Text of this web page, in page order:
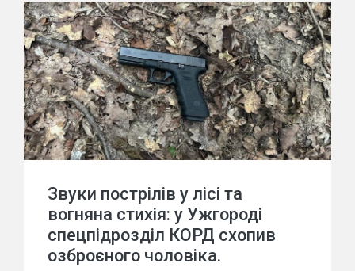
Звуки пострілів у лісі та
вогняна стихія: у Ужгороді
спецпідрозділ КОРД схопив
озброєного чоловіка.